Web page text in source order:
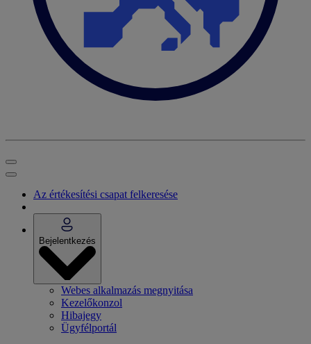
Az értékesítési csapat felkeresése
Bejelentkezés
Webes alkalmazás megnyitása
Kezelőkonzol
Hibajegy
Ügyfélportál